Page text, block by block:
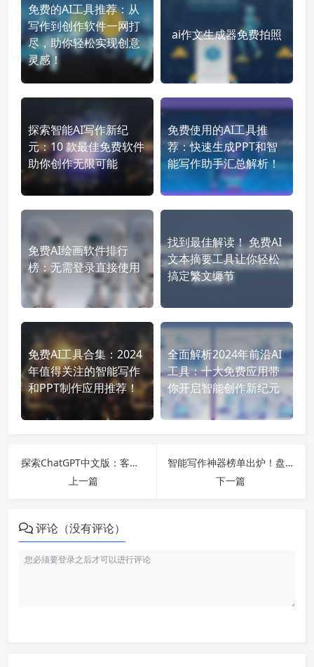
免费的AI工具推荐：从
写作到创作软件一网打
尽，助你轻松实现创意
灵感！
ai作文生成器免费拍照
探索智能AI写作新纪
元：10 款最佳免费软件
助你创作无限可能
免费使用的AI工具推
荐：快速生成PPT和智
能写作助手汇总解析！
免费AI绘画软件排行
榜：无需登录直接使用
找到最佳解读！ 免费AI
文本摘要工具让你轻松
搞定繁文缛节
免费AI工具合集：2024
年值得关注的智能写作
和PPT制作应用推荐！
全面解析2024年前沿AI
工具：十大免费应用带
你开启智能创作新纪元
探索ChatGPT中文版：客户端与网页版的区别、设置中文界面及最新应用指南
上一篇
智能写作神器榜单出炉！盘点2023年最新最强十款AI写作工具与应用！
下一篇
评论（没有评论）